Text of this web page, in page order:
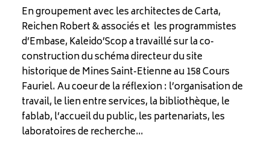
En groupement avec les architectes de Carta,
Reichen Robert & associés et les programmistes
d’Embase, Kaleido’Scop a travaillé sur la co-
construction du schéma directeur du site
historique de Mines Saint-Etienne au 158 Cours
Fauriel. Au coeur de la réflexion : l’organisation de
travail, le lien entre services, la bibliothèque, le
fablab, l’accueil du public, les partenariats, les
laboratoires de recherche…